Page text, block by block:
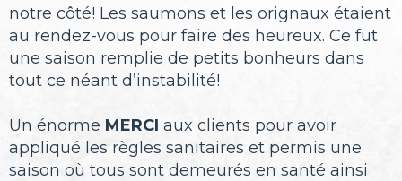
notre côté! Les saumons et les orignaux étaient
au rendez-vous pour faire des heureux. Ce fut
une saison remplie de petits bonheurs dans
tout ce néant d’instabilité!
Un énorme MERCI aux clients pour avoir
appliqué les règles sanitaires et permis une
saison où tous sont demeurés en santé ainsi